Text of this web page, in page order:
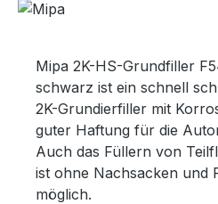
Mipa 2K-HS-Grundfiller
schwarz ist ein schnell
2K-Grundierfiller mit
guter Haftung für die
Auch das Füllern von
ist ohne Nachsacken und
möglich.